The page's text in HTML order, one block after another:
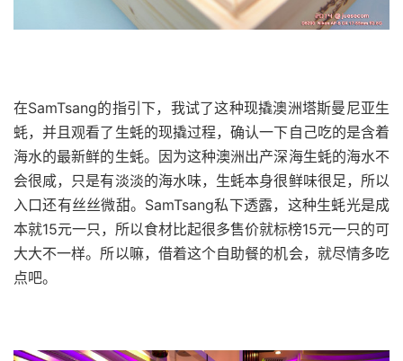
在SamTsang的指引下，我试了这种现撬澳洲塔斯曼尼亚生
蚝，并且观看了生蚝的现撬过程，确认一下自己吃的是含着
海水的最新鲜的生蚝。因为这种澳洲出产深海生蚝的海水不
会很咸，只是有淡淡的海水味，生蚝本身很鲜味很足，所以
入口还有丝丝微甜。 SamTsang私下透露，这种生蚝光是成
本就15元一只，所以食材比起很多售价就标榜15元一只的可
大大不一样。所以嘛，借着这个自助餐的机会，就尽情多吃
点吧。